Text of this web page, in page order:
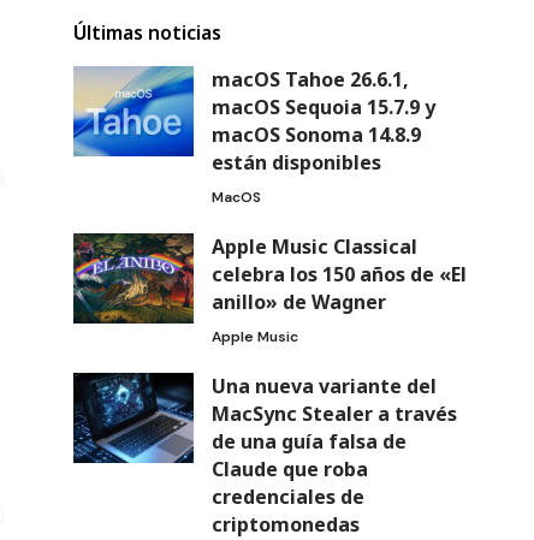
Últimas noticias
macOS Tahoe 26.6.1,
macOS Sequoia 15.7.9 y
macOS Sonoma 14.8.9
están disponibles
MacOS
Apple Music Classical
celebra los 150 años de «El
anillo» de Wagner
Apple Music
Una nueva variante del
MacSync Stealer a través
de una guía falsa de
Claude que roba
credenciales de
criptomonedas